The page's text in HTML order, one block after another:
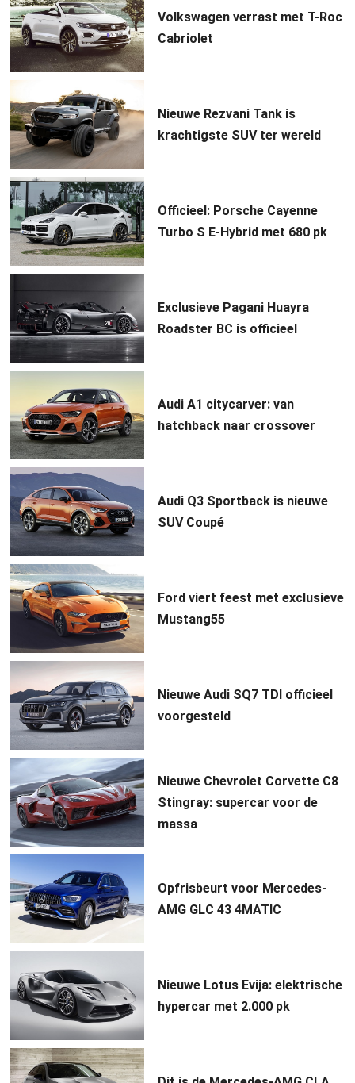
Volkswagen verrast met T-Roc
Cabriolet
Nieuwe Rezvani Tank is
krachtigste SUV ter wereld
Officieel: Porsche Cayenne
Turbo S E-Hybrid met 680 pk
Exclusieve Pagani Huayra
Roadster BC is officieel
Audi A1 citycarver: van
hatchback naar crossover
Audi Q3 Sportback is nieuwe
SUV Coupé
Ford viert feest met exclusieve
Mustang55
Nieuwe Audi SQ7 TDI officieel
voorgesteld
Nieuwe Chevrolet Corvette C8
Stingray: supercar voor de
massa
Opfrisbeurt voor Mercedes-
AMG GLC 43 4MATIC
Nieuwe Lotus Evija: elektrische
hypercar met 2.000 pk